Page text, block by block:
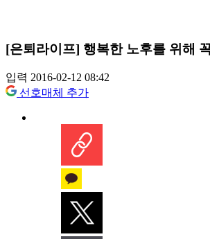
[은퇴라이프] 행복한 노후를 위해
입력 2016-02-12 08:42
선호매체 추가